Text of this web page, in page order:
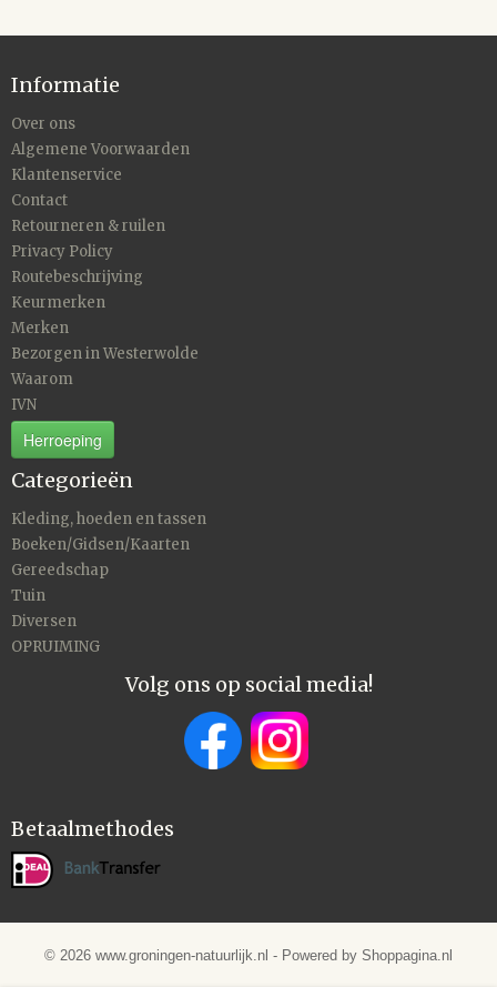
Informatie
Over ons
Algemene Voorwaarden
Klantenservice
Contact
Retourneren & ruilen
Privacy Policy
Routebeschrijving
Keurmerken
Merken
Bezorgen in Westerwolde
Waarom
IVN
Herroeping
Categorieën
Kleding, hoeden en tassen
Boeken/Gidsen/Kaarten
Gereedschap
Tuin
Diversen
OPRUIMING
Volg ons op social media!
Betaalmethodes
© 2026 www.groningen-natuurlijk.nl - Powered by Shoppagina.nl